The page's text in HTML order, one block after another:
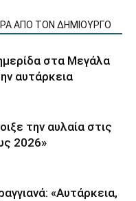
ΑΠΟ ΤΟΝ ΔΗΜΙΟΥΡΓΟ
στα Μεγάλα
αυτάρκεια
την αυλαία στις
2026»
«Αυτάρκεια,